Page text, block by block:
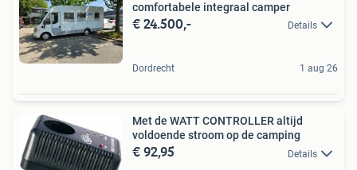
comfortabele integraal camper
€ 24.500,- Details
Dordrecht 1 aug 26
Met de WATT CONTROLLER altijd
voldoende stroom op de camping
€ 92,95 Details